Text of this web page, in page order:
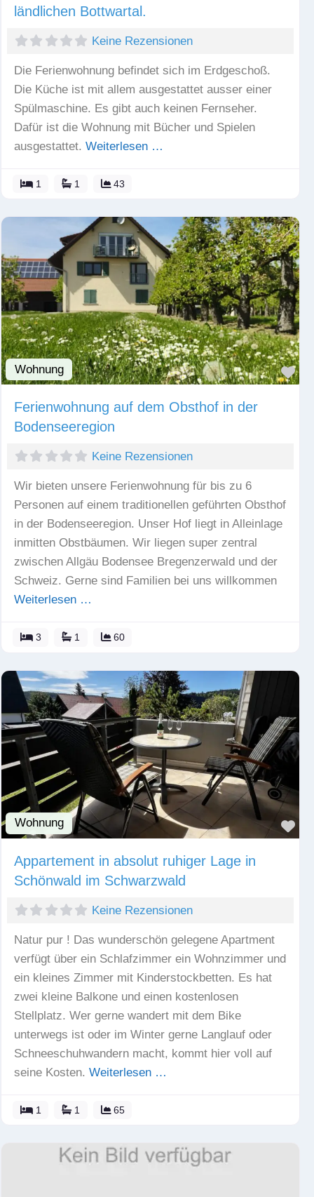
ländlichen Bottwartal.
Keine Rezensionen
Die Ferienwohnung befindet sich im Erdgeschoß.
Die Küche ist mit allem ausgestattet ausser einer
Spülmaschine. Es gibt auch keinen Fernseher.
Dafür ist die Wohnung mit Bücher und Spielen
ausgestattet. Weiterlesen …
1 1 43
Wohnung
Ferienwohnung auf dem Obsthof in der
Bodenseeregion
Keine Rezensionen
Wir bieten unsere Ferienwohnung für bis zu 6
Personen auf einem traditionellen geführten Obsthof
in der Bodenseeregion. Unser Hof liegt in Alleinlage
inmitten Obstbäumen. Wir liegen super zentral
zwischen Allgäu Bodensee Bregenzerwald und der
Schweiz. Gerne sind Familien bei uns willkommen
Weiterlesen …
3 1 60
Wohnung
Appartement in absolut ruhiger Lage in
Schönwald im Schwarzwald
Keine Rezensionen
Natur pur ! Das wunderschön gelegene Apartment
verfügt über ein Schlafzimmer ein Wohnzimmer und
ein kleines Zimmer mit Kinderstockbetten. Es hat
zwei kleine Balkone und einen kostenlosen
Stellplatz. Wer gerne wandert mit dem Bike
unterwegs ist oder im Winter gerne Langlauf oder
Schneeschuhwandern macht, kommt hier voll auf
seine Kosten. Weiterlesen …
1 1 65